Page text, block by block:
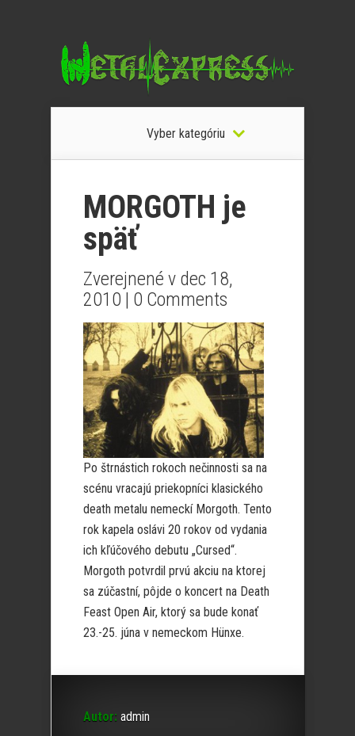
Vyber kategóriu
MORGOTH je
späť
Zverejnené v dec 18,
2010 | 0 Comments
Po štrnástich rokoch nečinnosti sa na
scénu vracajú priekopníci klasického
death metalu nemeckí Morgoth. Tento
rok kapela oslávi 20 rokov od vydania
ich kľúčového debutu „Cursed“.
Morgoth potvrdil prvú akciu na ktorej
sa zúčastní, pôjde o koncert na Death
Feast Open Air, ktorý sa bude konať
23.-25. júna v nemeckom Hünxe.
Autor: admin